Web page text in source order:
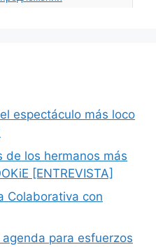
espectáculo más loco
de los hermanos más
[ENTREVISTA]
Colaborativa con
para esfuerzos